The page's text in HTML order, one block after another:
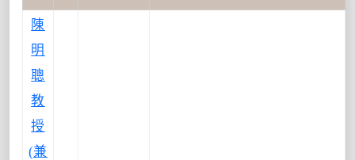
陳
明
聰
教
授
(兼